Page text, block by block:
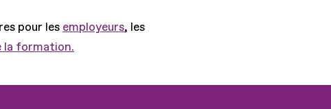
pour les employeurs, les
la formation.